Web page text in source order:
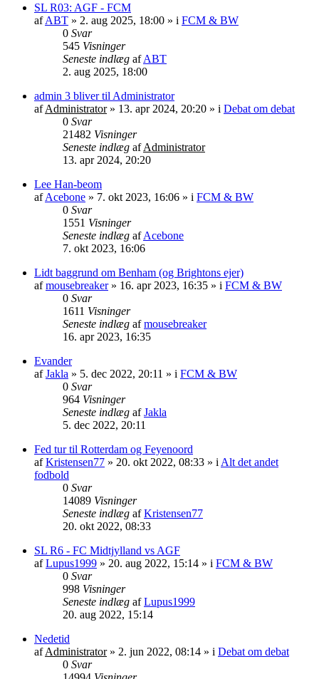
SL R03: AGF - FCM
afABT » 2. aug 2025, 18:00 » i FCM & BW
0 Svar
545 Visninger
Seneste indlæg afABT
2. aug 2025, 18:00
admin 3 bliver til Administrator
afAdministrator» 13. apr 2024, 20:20 » i Debat om debat
0 Svar
21482 Visninger
Seneste indlæg afAdministrator
13. apr 2024, 20:20
Lee Han-beom
afAcebone » 7. okt 2023, 16:06 » i FCM & BW
0 Svar
1551 Visninger
Seneste indlæg afAcebone
7. okt 2023, 16:06
Lidt baggrund om Benham (og Brightons ejer)
afmousebreaker» 16. apr 2023, 16:35 » i FCM & BW
0 Svar
1611 Visninger
Seneste indlæg afmousebreaker
16. apr 2023, 16:35
Evander
afJakla » 5. dec 2022, 20:11 » i FCM & BW
0 Svar
964 Visninger
Seneste indlæg afJakla
5. dec 2022, 20:11
Fed tur til Rotterdam og Feyenoord
afKristensen77 » 20. okt 2022, 08:33 » i Alt det andet
fodbold
0 Svar
14089 Visninger
Seneste indlæg afKristensen77
20. okt 2022, 08:33
SL R6 - FC Midtjylland vs AGF
afLupus1999 » 20. aug 2022, 15:14 » i FCM & BW
0 Svar
998 Visninger
Seneste indlæg afLupus1999
20. aug 2022, 15:14
Nedetid
afAdministrator» 2. jun 2022, 08:14 » i Debat om debat
0 Svar